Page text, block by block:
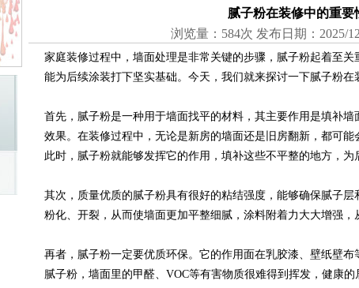
腻子粉在装修中的重要
浏览量：584次 发布日期：2025/
家庭装修过程中，墙面处理是非常关键的步骤，腻子粉起着至
能为后续涂装打下坚实基础。今天，我们就来探讨一下腻子粉在
首先，腻子粉是一种用于墙面找平的材料，其主要作用是填补
效果。在装修过程中，无论是新房的墙面还是旧房翻新，都可能
此时，腻子粉就能够发挥它的作用，填补这些不平整的地方，为
其次，质量优质的腻子粉具有很好的粘结强度，能够确保腻子层
粉化、开裂，从而使墙面更加平整细腻，涂料附着力大大增强，
再者，腻子粉一定要优质环保。它的作用面在乳胶漆、壁纸壁
腻子粉，墙面里的甲醛、VOC等有害物质很难得到挥发，健康的